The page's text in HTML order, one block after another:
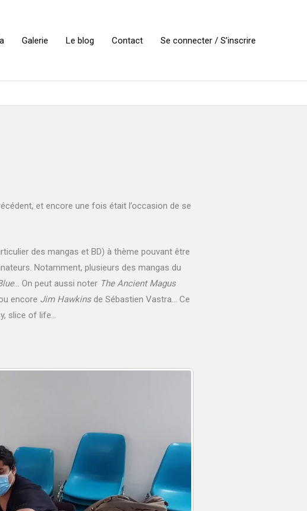
Galerie Le blog Contact Se connecter / S’inscrire
et encore une fois était l’occasion de se
des mangas et BD) à thème pouvant être
Notamment, plusieurs des mangas du
… On peut aussi noter The Ancient Magus
encore Jim Hawkinsde Sébastien Vastra… Ce
slice of life…